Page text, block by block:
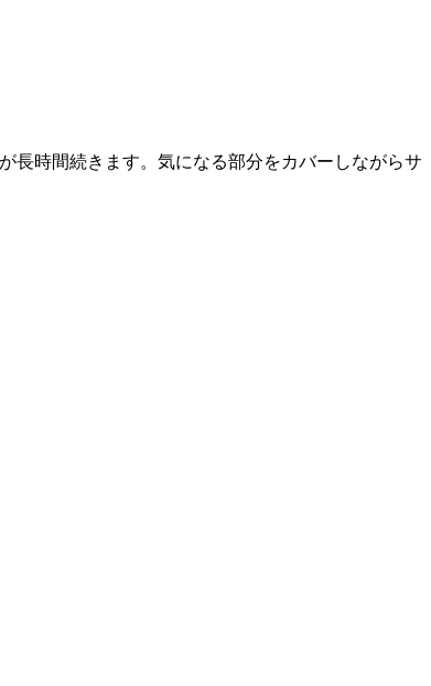
長時間続きます。気になる部分をカバーしながらサ